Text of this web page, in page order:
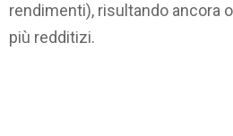
rendimenti), risultando ancora
più redditizi.